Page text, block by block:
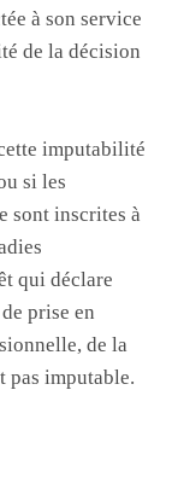
à son service
de la décision
imputabilité
si les
sont inscrites à
qui déclare
prise en
de la
pas imputable.